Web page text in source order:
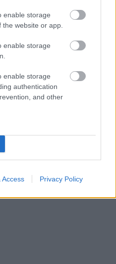
enable storage
website or app.
enable storage
enable storage
authentication
and other
Access Privacy Policy